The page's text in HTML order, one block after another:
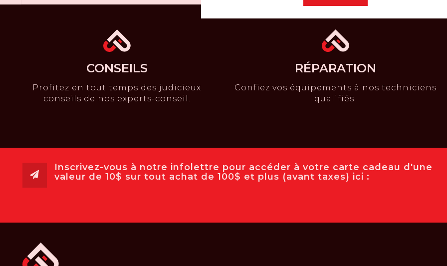
CONSEILS
Profitez en tout temps des judicieux
conseils de nos experts-conseil.
RÉPARATION
Confiez vos équipements à nos techniciens
qualifiés.
Inscrivez-vous à notre infolettre pour accéder à votre carte cadeau d'une
valeur de 10$ sur tout achat de 100$ et plus (avant taxes) ici :